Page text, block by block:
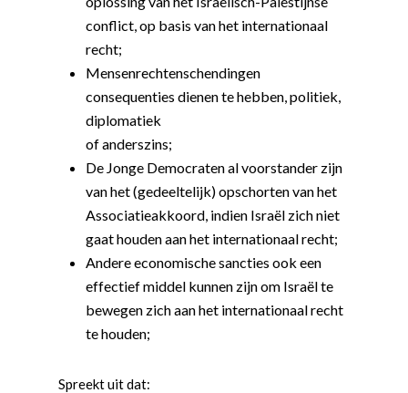
conflict, op basis van het internationaal
recht;
Mensenrechtenschendingen
consequenties dienen te hebben, politiek,
diplomatiek
of anderszins;
De Jonge Democraten al voorstander zijn
van het (gedeeltelijk) opschorten van het
Associatieakkoord, indien Israël zich niet
gaat houden aan het internationaal recht;
Andere economische sancties ook een
effectief middel kunnen zijn om Israël te
bewegen zich aan het internationaal recht
te houden;
Spreekt uit dat: